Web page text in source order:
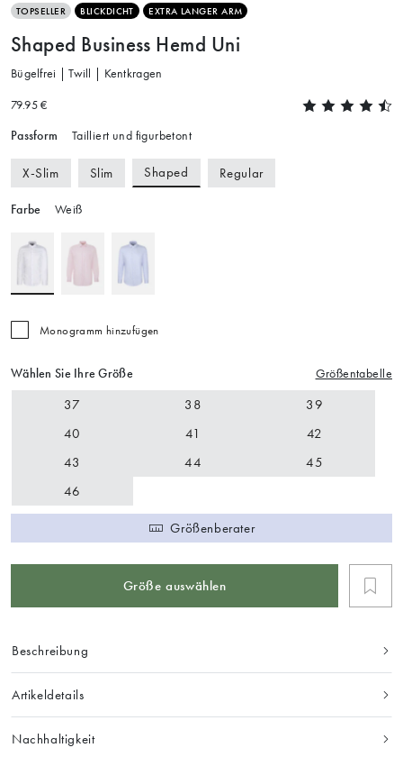
TOPSELLER BLICKDICHT EXTRA LANGER ARM
Shaped Business Hemd Uni
Bügelfrei | Twill | Kentkragen
79.95 €
Passform Tailliert und figurbetont
X-Slim Slim Shaped Regular
Farbe Weiß
Monogramm hinzufügen
Wählen Sie Ihre Größe Größentabelle
37 38
39
40
41
42
43
44
45
46
Größenberater
Größe auswählen
Beschreibung
Artikeldetails
Nachhaltigkeit